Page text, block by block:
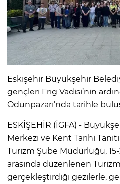
Eskişehir Büyükşehir
gençleri Frig Vadisi’nin
Odunpazarı’nda tarihle
ESKİŞEHİR (İGFA) -
Merkezi ve Kent Tarihi
Turizm Şube Müdürlüğü,
arasında düzenlenen
gerçekleştirdiği gezilerle,